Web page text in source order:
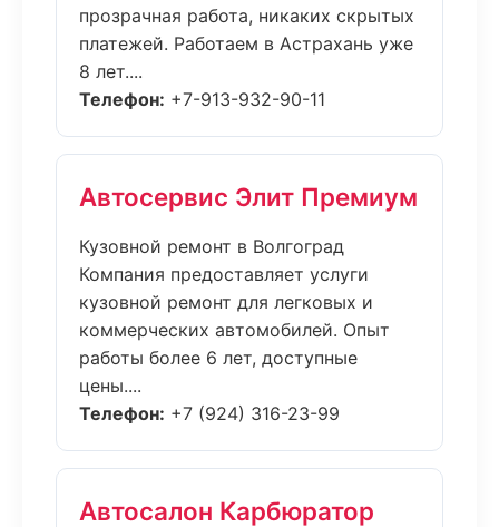
прозрачная работа, никаких скрытых
платежей. Работаем в Астрахань уже
8 лет....
Телефон: +7-913-932-90-11
Автосервис Элит Премиум
Кузовной ремонт в Волгоград
Компания предоставляет услуги
кузовной ремонт для легковых и
коммерческих автомобилей. Опыт
работы более 6 лет, доступные
цены....
Телефон: +7 (924) 316-23-99
Автосалон Карбюратор